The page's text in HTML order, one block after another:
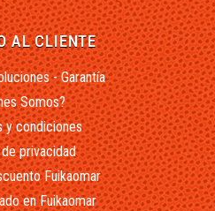
AL CLIENTE
- Garantía
Somos?
y condiciones
privacidad
Fuikaomar
en Fuikaomar